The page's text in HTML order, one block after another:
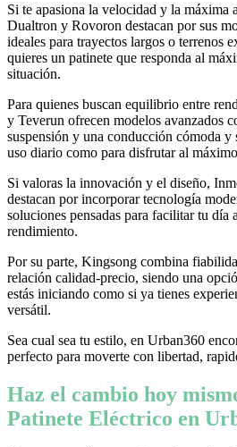
Si te apasiona la velocidad y la máxima
Dualtron y Rovoron destacan por sus
ideales para trayectos largos o terrenos
quieres un patinete que responda al
situación.
Para quienes buscan equilibrio entre
y Teverun ofrecen modelos avanzados
suspensión y una conducción cómoda y
uso diario como para disfrutar al
Si valoras la innovación y el diseño,
destacan por incorporar tecnología
soluciones pensadas para facilitar tu día
rendimiento.
Por su parte, Kingsong combina
relación calidad-precio, siendo una
estás iniciando como si ya tienes
versátil.
Sea cual sea tu estilo, en Urban360
perfecto para moverte con libertad,
Haz el cambio hoy
Patinete Eléctrico en